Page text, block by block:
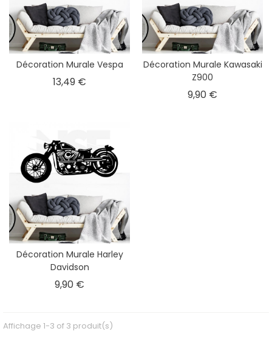
Décoration Murale Vespa
13,49 €
Décoration Murale Kawasaki
Z900
9,90 €
Décoration Murale Harley
Davidson
9,90 €
Affichage 1-3 of 3 produit(s)